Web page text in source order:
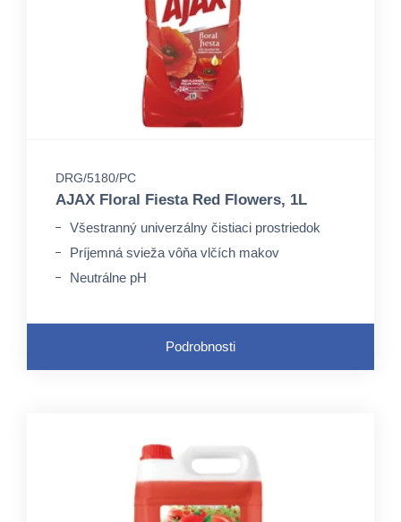
DRG/5180/PC
AJAX Floral Fiesta Red Flowers, 1L
Všestranný univerzálny čistiaci prostriedok
Príjemná svieža vôňa vlčích makov
Neutrálne pH
Podrobnosti